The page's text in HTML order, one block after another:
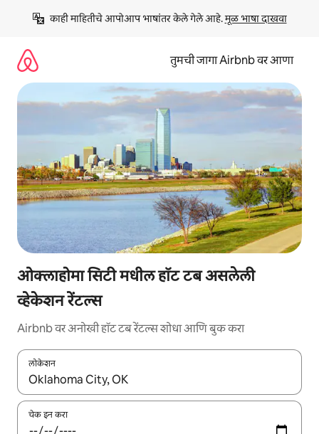
काही माहितीचे आपोआप भाषांतर केले गेले आहे. मूळ भाषा दाखवा
तुमची जागा Airbnb वर आणा
ओक्लाहोमा सिटी मधील हॉट टब असलेली
व्हेकेशन रेंटल्स
Airbnb वर अनोखी हॉट टब रेंटल्स शोधा आणि बुक करा
लोकेशन
जेव्हा परिणाम उपलब्ध असतील, तेव्हा वरच्या आणि खाली बाणांच्या किजसह
चेक इन करा